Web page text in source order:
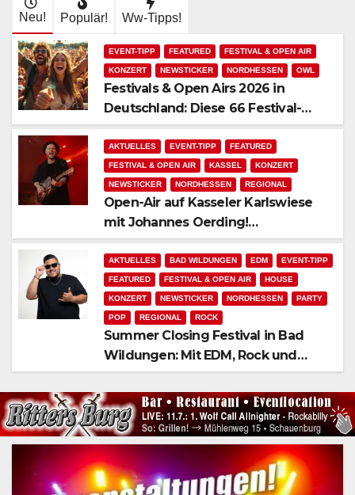
Neu! Populär! Ww-Tipps!
EVENT-TIPP FEATURED FESTIVAL & OPEN AIR
KONZERT NEWSTICKER NORDHESSEN OWL
Festivals & Open Airs 2026 in
Deutschland: Diese 66 Festival-
Events warten auf Dich!
AKTUELLES EVENT-TIPP FEATURED
FESTIVAL & OPEN AIR KASSEL KONZERT
NEWSTICKER NORDHESSEN REGIONAL
Open-Air auf Kasseler Karlswiese
mit Johannes Oerding!
Zusatzkontingent an Tickets
erhältlich!
AKTUELLES BAD WILDUNGEN EDM EVENT-TIPP
FEATURED FESTIVAL & OPEN AIR HOUSE
KONZERT NEWSTICKER NORDHESSEN PARTY
POP REGIONAL ROCK
Summer Closing Festival in Bad
Wildungen: Mit EDM, Rock und
Festivalflair klingt der Sommer aus!